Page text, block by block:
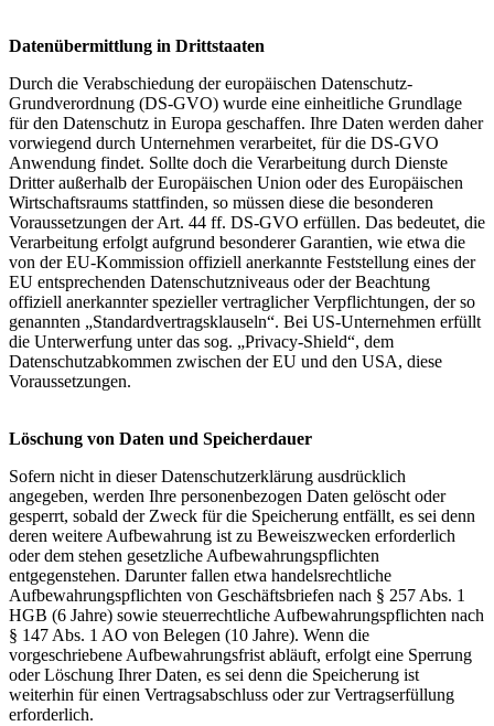
Datenübermittlung in Drittstaaten
Durch die Verabschiedung der europäischen Datenschutz-
Grundverordnung (DS-GVO) wurde eine einheitliche Grundlage
für den Datenschutz in Europa geschaffen. Ihre Daten werden daher
vorwiegend durch Unternehmen verarbeitet, für die DS-GVO
Anwendung findet. Sollte doch die Verarbeitung durch Dienste
Dritter außerhalb der Europäischen Union oder des Europäischen
Wirtschaftsraums stattfinden, so müssen diese die besonderen
Voraussetzungen der Art. 44 ff. DS-GVO erfüllen. Das bedeutet, die
Verarbeitung erfolgt aufgrund besonderer Garantien, wie etwa die
von der EU-Kommission offiziell anerkannte Feststellung eines der
EU entsprechenden Datenschutzniveaus oder der Beachtung
offiziell anerkannter spezieller vertraglicher Verpflichtungen, der so
genannten „Standardvertragsklauseln“. Bei US-Unternehmen erfüllt
die Unterwerfung unter das sog. „Privacy-Shield“, dem
Datenschutzabkommen zwischen der EU und den USA, diese
Voraussetzungen.
Löschung von Daten und Speicherdauer
Sofern nicht in dieser Datenschutzerklärung ausdrücklich
angegeben, werden Ihre personenbezogen Daten gelöscht oder
gesperrt, sobald der Zweck für die Speicherung entfällt, es sei denn
deren weitere Aufbewahrung ist zu Beweiszwecken erforderlich
oder dem stehen gesetzliche Aufbewahrungspflichten
entgegenstehen. Darunter fallen etwa handelsrechtliche
Aufbewahrungspflichten von Geschäftsbriefen nach § 257 Abs. 1
HGB (6 Jahre) sowie steuerrechtliche Aufbewahrungspflichten nach
§ 147 Abs. 1 AO von Belegen (10 Jahre). Wenn die
vorgeschriebene Aufbewahrungsfrist abläuft, erfolgt eine Sperrung
oder Löschung Ihrer Daten, es sei denn die Speicherung ist
weiterhin für einen Vertragsabschluss oder zur Vertragserfüllung
erforderlich.